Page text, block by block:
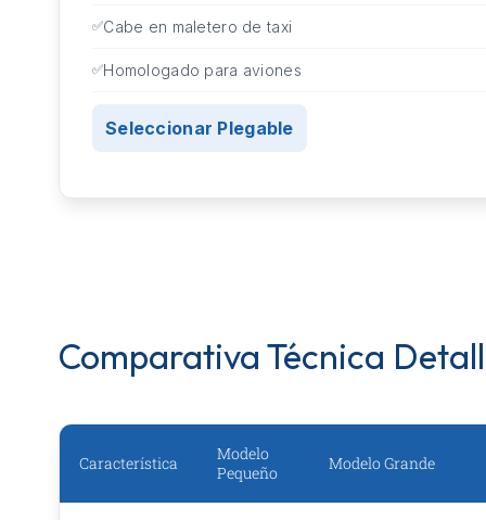
Cabe en maletero de taxi
Homologado para aviones
Seleccionar Plegable
Comparativa Técnica
Característica
Modelo
Pequeño
Modelo Grande